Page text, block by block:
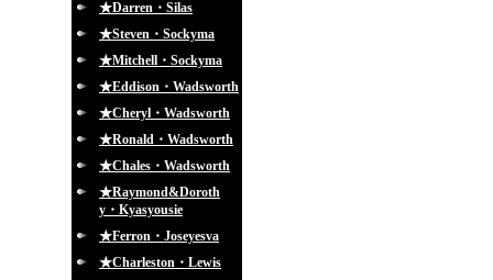
★Darren・Silas
★Steven・Sockyma
★Mitchell・Sockyma
★Eddison・Wadsworth
★Cheryl・Wadsworth
★Ronald・Wadsworth
★Chales・Wadsworth
★Raymond&Doroth
y・Kyasyousie
★Ferron・Joseyesva
★Charleston・Lewis